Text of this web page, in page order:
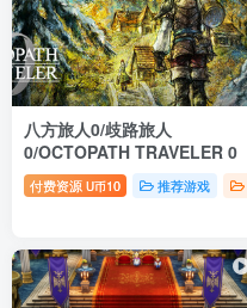
八方旅人0/歧路旅人
0/OCTOPATH TRAVELER 0
付费资源 U币10 推荐游戏